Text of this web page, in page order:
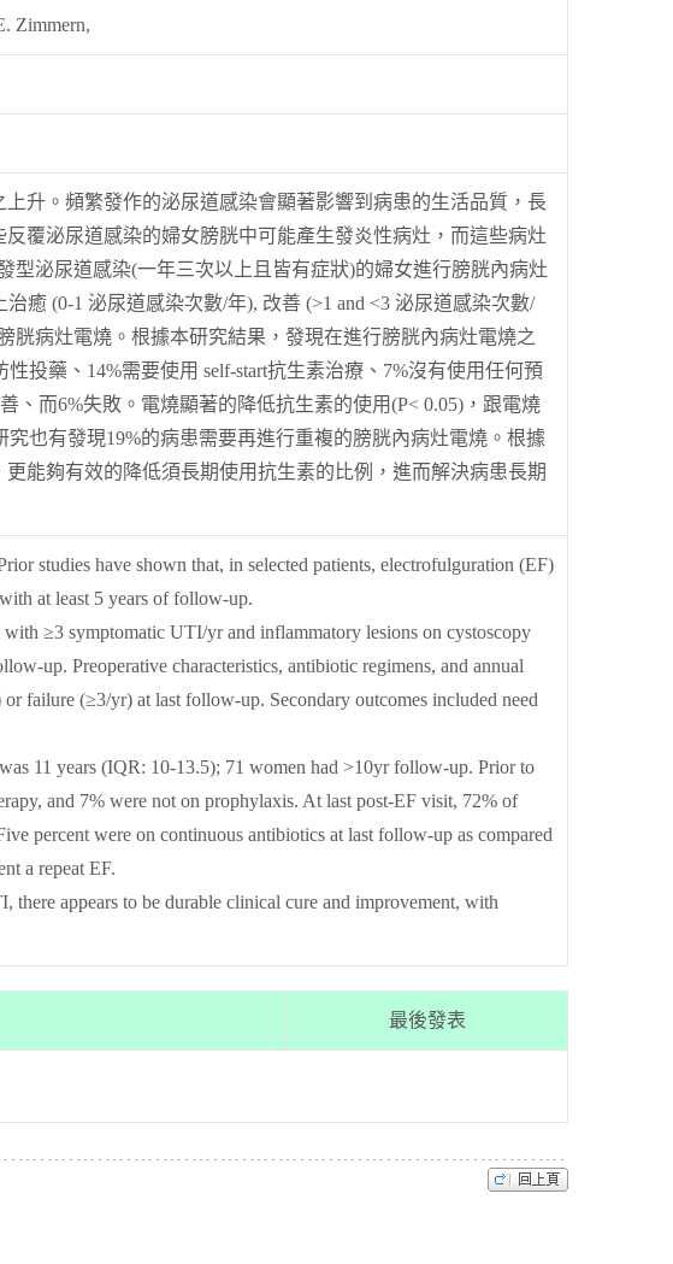
Zimmern,
升。頻繁發作的泌尿道感染會顯著影響到病患的生活品質，長
覆泌尿道感染的婦女膀胱中可能產生發炎性病灶，而這些病灶
型泌尿道感染(一年三次以上且皆有症狀)的婦女進行膀胱內病灶
癒 (0-1 泌尿道感染次數/年), 改善 (>1 and <3 泌尿道感染次數/
胱病灶電燒。根據本研究結果，發現在進行膀胱內病灶電燒之
投藥、14%需要使用 self-start抗生素治療、7%沒有使用任何預
、而6%失敗。電燒顯著的降低抗生素的使用(P< 0.05)，跟電燒
也有發現19%的病患需要再進行重複的膀胱內病灶電燒。根據
能夠有效的降低須長期使用抗生素的比例，進而解決病患長期
studies have shown that, in selected patients, electrofulguration (EF)
at least 5 years of follow-up.
≥3 symptomatic UTI/yr and inflammatory lesions on cystoscopy
up. Preoperative characteristics, antibiotic regimens, and annual
failure (≥3/yr) at last follow-up. Secondary outcomes included need
11 years (IQR: 10-13.5); 71 women had >10yr follow-up. Prior to
and 7% were not on prophylaxis. At last post-EF visit, 72% of
percent were on continuous antibiotics at last follow-up as compared
a repeat EF.
appears to be durable clinical cure and improvement, with
最後發表